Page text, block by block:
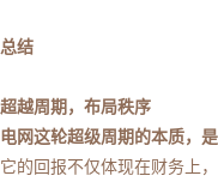
总结
超越周期，布局秩序
电网这轮超级周期的本质，
它的回报不仅体现在财务上